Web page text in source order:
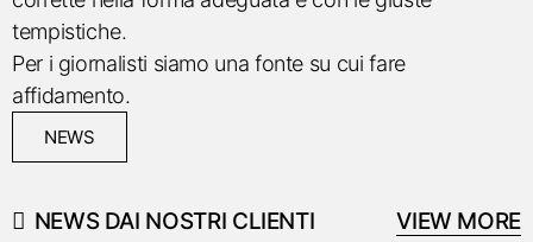
tempistiche.
Per i giornalisti siamo una fonte su cui fare
affidamento.
NEWS
NEWS DAI NOSTRI CLIENTI VIEW MORE